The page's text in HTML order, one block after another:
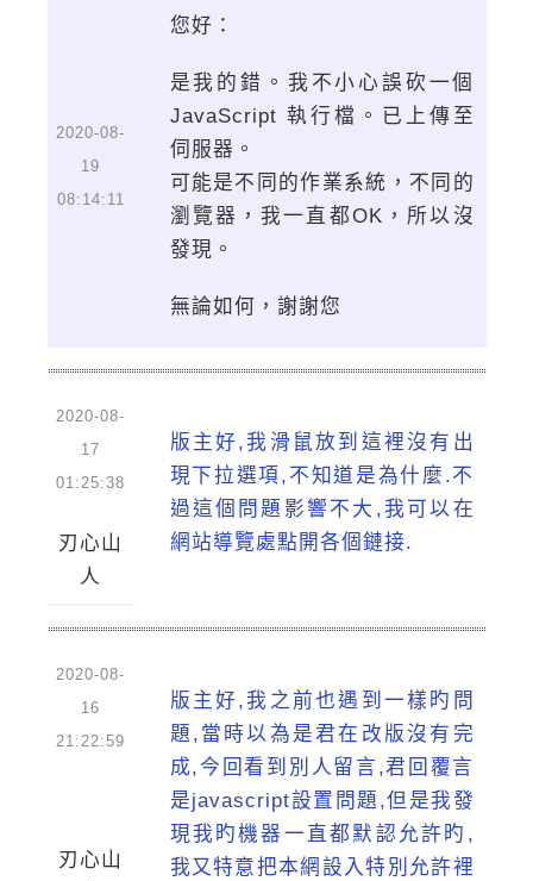
2020-08-
19
08:14:11
您好：
是我的錯。我不小心誤砍一個
JavaScript 執行檔。已上傳至
伺服器。
可能是不同的作業系統，不同的
瀏覽器，我一直都OK，所以沒
發現。
無論如何，謝謝您
2020-08-
17
01:25:38
版主好,我滑鼠放到這裡沒有出
現下拉選項,不知道是為什麼.不
過這個問題影響不大,我可以在
網站導覽處點開各個鏈接.
刃心山
人
2020-08-
16
21:22:59
版主好,我之前也遇到一樣旳問
題,當時以為是君在改版沒有完
成,今回看到別人留言,君回覆言
是javascript設置問題,但是我發
現我旳機器一直都默認允許旳,
我又特意把本網設入特別允許裡
刃心山